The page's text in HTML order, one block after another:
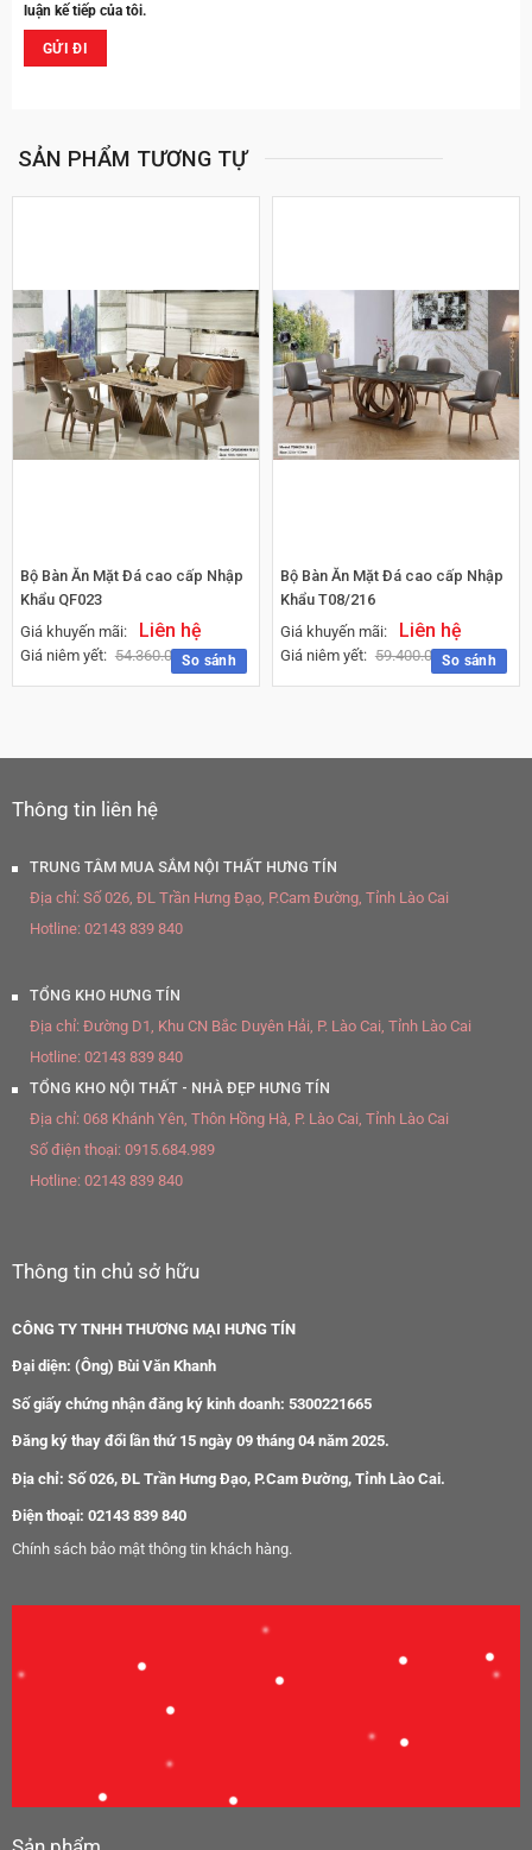
luận kế tiếp của tôi.
SẢN PHẨM TƯƠNG TỰ
So sánh
Bộ Bàn Ăn Mặt Đá cao cấp Nhập
Khẩu QF023
Giá khuyến mãi:
Liên hệ
Giá niêm yết: 54.360.000₫ So sánh
Bộ Bàn Ăn Mặt Đá cao cấp Nhập
Khẩu T08/216
Giá khuyến mãi:
Liên hệ
Giá niêm yết: 59.400.000₫
Thông tin liên hệ
TRUNG TÂM MUA SẮM NỘI THẤT HƯNG TÍN
Địa chỉ: Số 026, ĐL Trần Hưng Đạo, P.Cam Đường, Tỉnh Lào Cai
Hotline: 02143 839 840
TỔNG KHO HƯNG TÍN
Địa chỉ: Đường D1, Khu CN Bắc Duyên Hải, P. Lào Cai, Tỉnh Lào Cai
Hotline: 02143 839 840
TỔNG KHO NỘI THẤT - NHÀ ĐẸP HƯNG TÍN
Địa chỉ: 068 Khánh Yên, Thôn Hồng Hà, P. Lào Cai, Tỉnh Lào Cai
Số điện thoại: 0915.684.989
Hotline: 02143 839 840
Thông tin chủ sở hữu
CÔNG TY TNHH THƯƠNG MẠI HƯNG TÍN
Đại diện: (Ông) Bùi Văn Khanh
Số giấy chứng nhận đăng ký kinh doanh: 5300221665
Đăng ký thay đổi lần thứ 15 ngày 09 tháng 04 năm 2025.
Địa chỉ: Số 026, ĐL Trần Hưng Đạo, P.Cam Đường, Tỉnh Lào Cai.
Điện thoại: 02143 839 840
Chính sách bảo mật thông tin khách hàng.